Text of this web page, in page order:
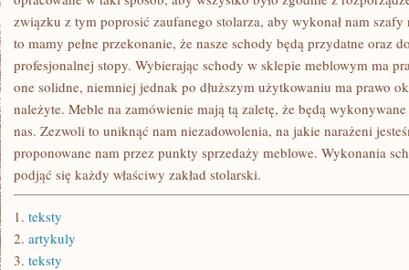
związku z tym poprosić zaufanego stolarza, aby wykonał nam szafy
to mamy pełne przekonanie, że nasze schody będą przydatne oraz
profesjonalnej stopy. Wybierając schody w sklepie meblowym ma
one solidne, niemniej jednak po dłuższym użytkowaniu ma prawo
należyte. Meble na zamówienie mają tą zaletę, że będą
nas. Zezwoli to uniknąć nam niezadowolenia, na jakie narażeni
proponowane nam przez punkty sprzedaży meblowe. Wykonania
podjąć się każdy właściwy zakład stolarski.
1. teksty
2. artykuly
3. teksty